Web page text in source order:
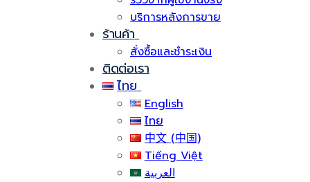
บริการหลังการขาย
ร้านค้า
สั่งซื้อและชำระเงิน
ติดต่อเรา
ไทย
English
ไทย
中文 (中国)
Tiếng Việt
العربية